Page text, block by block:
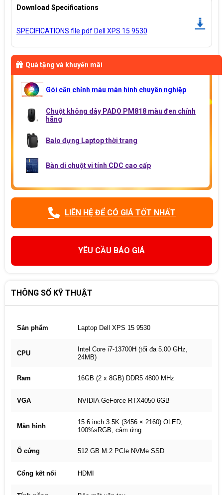
Download Specifications
SPECIFICATIONS file pdf Dell XPS 15 9530
Quà tặng và khuyến mãi
Gói căn chỉnh màu màn hình chuyên nghiệp
Chuột không dây PADO PM818 màu đen chính
hãng
Balo đựng Laptop thời trang
Bàn di chuột vi tính CDC cao cấp
LIÊN HỆ ĐỂ CÓ GIÁ TỐT NHẤT
YÊU CẦU BÁO GIÁ
THÔNG SỐ KỸ THUẬT
Sản phẩm Laptop Dell XPS 15 9530
CPU
Intel Core i7-13700H (tối đa 5.00 GHz,
24MB)
Ram 16GB (2 x 8GB) DDR5 4800 MHz
VGA NVIDIA GeForce RTX4050 6GB
Màn hình
15.6 inch 3.5K (3456 × 2160) OLED,
100%sRGB, cảm ứng
Ổ cứng 512 GB M.2 PCIe NVMe SSD
Cổng kết nối HDMI